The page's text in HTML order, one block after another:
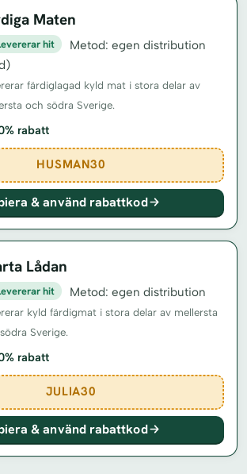
Maten
hit
Metod: egen distribution
färdiglagad kyld mat i stora delar av
och södra Sverige.
rabatt
HUSMAN30
& använd rabattkod
Lådan
hit Metod: egen distribution
kyld färdigmat i stora delar av mellersta
Sverige.
rabatt
JULIA30
& använd rabattkod